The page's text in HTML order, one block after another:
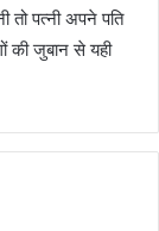
पत्नी अपने पति
की जुबान से यही